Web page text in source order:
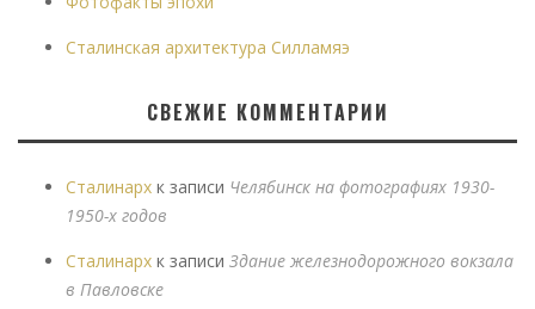
Сталинская архитектура Силламяэ
СВЕЖИЕ КОММЕНТАРИИ
Сталинарх к записи Челябинск на фотографиях 1930-
1950-х годов
Сталинарх к записи Здание железнодорожного вокзала
в Павловске